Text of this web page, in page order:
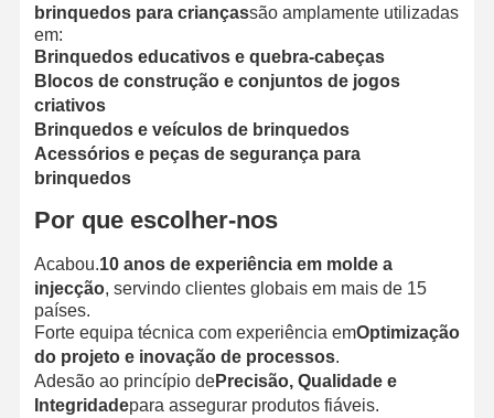
brinquedos para criançassão amplamente utilizadas
em:
Brinquedos educativos e quebra-cabeças
Blocos de construção e conjuntos de jogos
criativos
Brinquedos e veículos de brinquedos
Acessórios e peças de segurança para
brinquedos
Por que escolher-nos
Acabou.10 anos de experiência em molde a
injecção, servindo clientes globais em mais de 15
países.
Forte equipa técnica com experiência emOptimização
do projeto e inovação de processos.
Adesão ao princípio dePrecisão, Qualidade e
Integridadepara assegurar produtos fiáveis.